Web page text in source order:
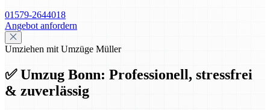
01579-2644018
Angebot anfordern
Umziehen mit Umzüge Müller
✅ Umzug Bonn: Professionell, stressfrei
& zuverlässig